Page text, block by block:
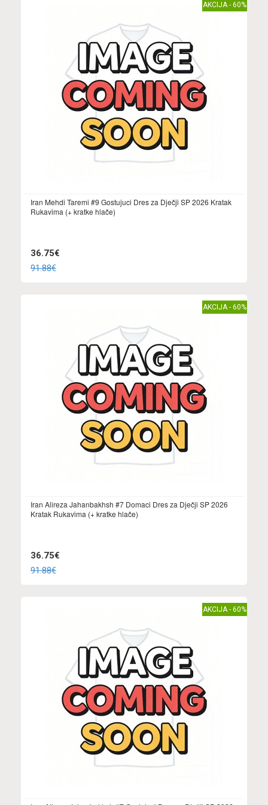
AKCIJA - 60%
Iran Mehdi Taremi #9 Gostujuci Dres za Dječji SP 2026 Kratak
Rukavima (+ kratke hlače)
36.75€
91.88€
AKCIJA - 60%
Iran Alireza Jahanbakhsh #7 Domaci Dres za Dječji SP 2026
Kratak Rukavima (+ kratke hlače)
36.75€
91.88€
AKCIJA - 60%